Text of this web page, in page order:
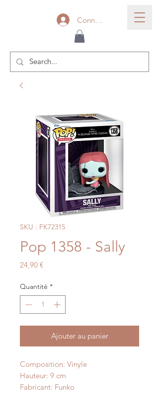
Connexion
SKU : FK72315
Pop 1358 - Sally
24,90 €Prix
Quantité *
Ajouter au panier
Composition: Vinyle
Hauteur: 9 cm
Fabricant: Funko